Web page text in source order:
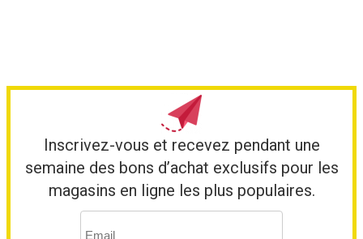
Inscrivez-vous et recevez pendant une
semaine des bons d’achat exclusifs pour les
magasins en ligne les plus populaires.